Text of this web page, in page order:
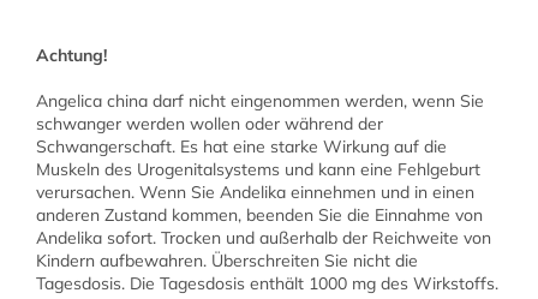
Achtung!
Angelica china darf nicht eingenommen werden, wenn Sie
schwanger werden wollen oder während der
Schwangerschaft. Es hat eine starke Wirkung auf die
Muskeln des Urogenitalsystems und kann eine Fehlgeburt
verursachen. Wenn Sie Andelika einnehmen und in einen
anderen Zustand kommen, beenden Sie die Einnahme von
Andelika sofort. Trocken und außerhalb der Reichweite von
Kindern aufbewahren. Überschreiten Sie nicht die
Tagesdosis. Die Tagesdosis enthält 1000 mg des Wirkstoffs.